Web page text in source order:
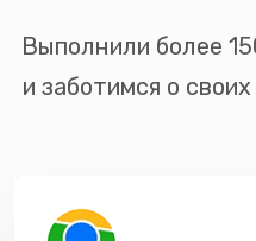
Выполнили более
и заботимся о